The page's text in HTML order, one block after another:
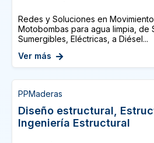
Redes y Soluciones en
Motobombas para agua limpia, de
Sumergibles, Eléctricas, a Diésel...
Ver más
PPMaderas
Diseño estructural,
Ingeniería Estructural